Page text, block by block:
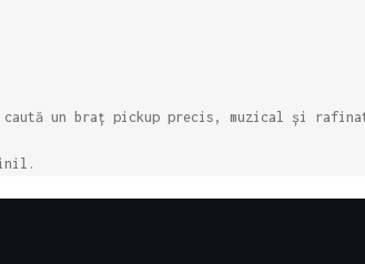
un braț pickup precis, muzical și